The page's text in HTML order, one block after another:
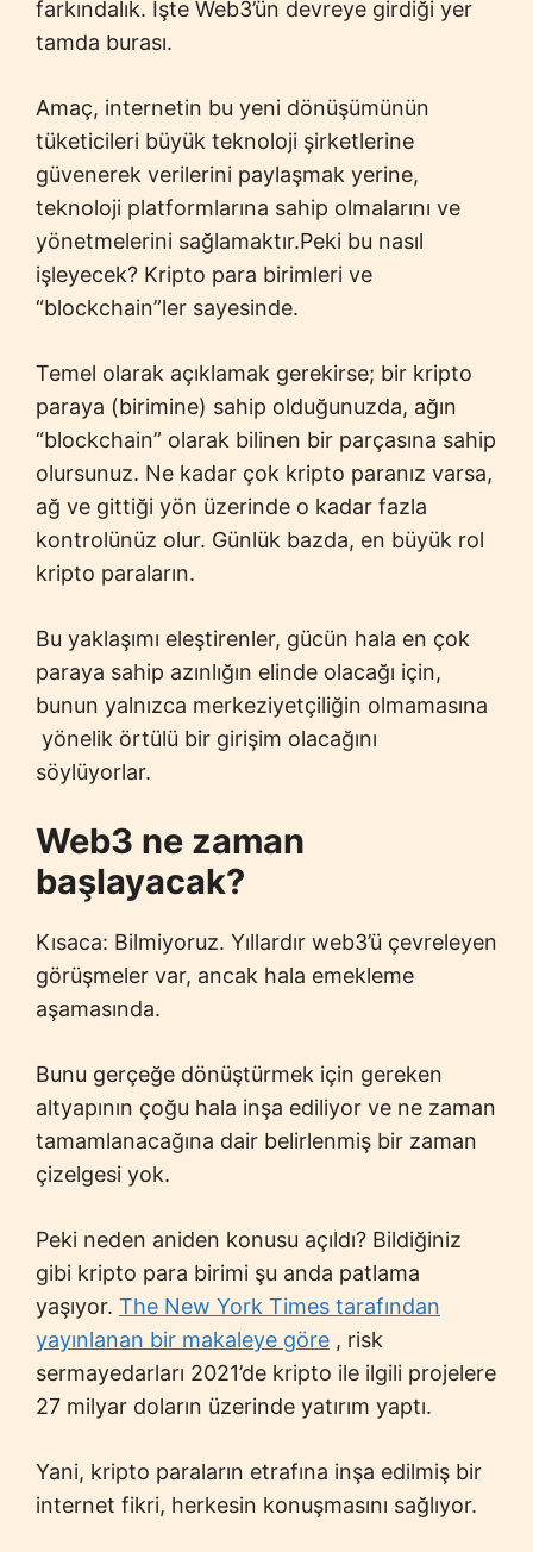
farkındalık. İşte Web3’ün devreye girdiği yer
tamda burası.
Amaç, internetin bu yeni dönüşümünün
tüketicileri büyük teknoloji şirketlerine
güvenerek verilerini paylaşmak yerine,
teknoloji platformlarına sahip olmalarını ve
yönetmelerini sağlamaktır.Peki bu nasıl
işleyecek? Kripto para birimleri ve
“blockchain”ler sayesinde.
Temel olarak açıklamak gerekirse; bir kripto
paraya (birimine) sahip olduğunuzda, ağın
“blockchain” olarak bilinen bir parçasına sahip
olursunuz. Ne kadar çok kripto paranız varsa,
ağ ve gittiği yön üzerinde o kadar fazla
kontrolünüz olur. Günlük bazda, en büyük rol
kripto paraların.
Bu yaklaşımı eleştirenler, gücün hala en çok
paraya sahip azınlığın elinde olacağı için,
bunun yalnızca merkeziyetçiliğin olmamasına
yönelik örtülü bir girişim olacağını
söylüyorlar.
Web3 ne zaman
başlayacak?
Kısaca: Bilmiyoruz. Yıllardır web3’ü çevreleyen
görüşmeler var, ancak hala emekleme
aşamasında.
Bunu gerçeğe dönüştürmek için gereken
altyapının çoğu hala inşa ediliyor ve ne zaman
tamamlanacağına dair belirlenmiş bir zaman
çizelgesi yok.
Peki neden aniden konusu açıldı? Bildiğiniz
gibi kripto para birimi şu anda patlama
yaşıyor. The New York Times tarafından
yayınlanan bir makaleye göre , risk
sermayedarları 2021’de kripto ile ilgili projelere
27 milyar doların üzerinde yatırım yaptı.
Yani, kripto paraların etrafına inşa edilmiş bir
internet fikri, herkesin konuşmasını sağlıyor.